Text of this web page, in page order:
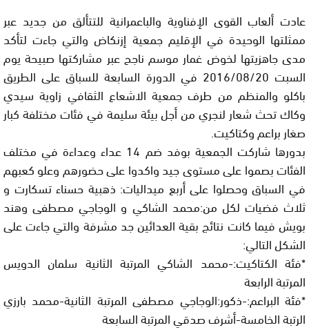
عادت ألعاب القوى الإفناوية والباعمرانية للتتألق من جديد عبر
ممثلتها الوحيدة في الإقليم جمعية إزنكاض والتي جاءت لتأكد
مدى جاهزيتها لخوض غمار موسم ناجح عبر مشاركتها صبيحة يوم
السبت 2016/08/20 في الدورة السابعة للسباق على الطريق
باكلو والمنظم من طرف جمعية الاشعاع الثقافي زاوية سيدي
وكاك تحث شعار لنجري من أجل بيئة سليمة في فئات مختلفة كبار
صغار براعم وكتاكيت.
بدورها شاركت الجمعية بوفد ضم 14 عداء وعداءة في مختلف
الفئات بصموا على مستوى جيد واكدوا على حضورهم وعلو كعبهم
في السباق وحصلوا على أربع ميداليات: ذهبية حسناء تسكارت و
ثلاث فضيات لكل من:محمد الشاكي و الوجاجي مصطفى وهند
بويش فيما كانت نتائج بقية العدائين جد مشرفة والتي جاءت على
الشكل التالي:
*فئة الكتاكيت:-محمد الشاكي المرتبة الثانية سلمان الدويس
المرتبة الرابعة
*فئة البراعم:-ذكور:الوجاجي مصطفى المرتبة الثانية-محمد بارزي
الرتبة الخامسة-أشرف صدقي المرتبة السابعة